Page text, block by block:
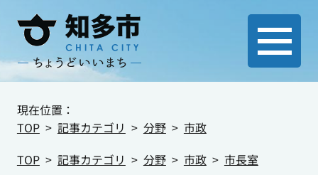
現在位置：
TOP
記事カテゴリ 分野
市政
TOP
記事カテゴリ 分野 市政
市長室